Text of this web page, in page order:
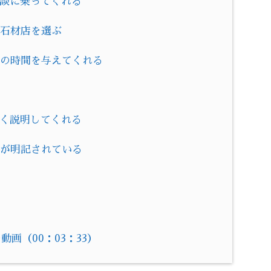
材店を選ぶ
時間を与えてくれる
説明してくれる
明記されている
画（00：03：33）